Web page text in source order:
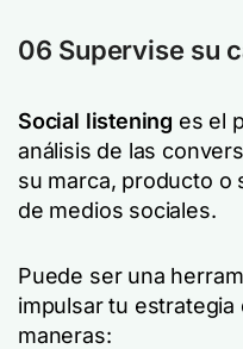
06 Supervise su
Social listening es el
análisis de las
su marca, producto o
de medios sociales.
Puede ser una
impulsar tu estrategia
maneras: